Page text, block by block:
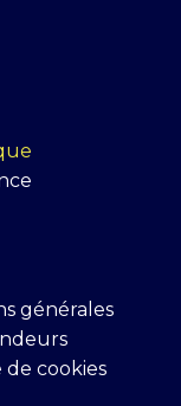
générales
de cookies